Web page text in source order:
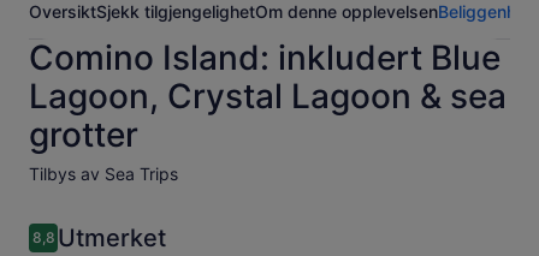
OversiktSjekk tilgjengelighetOm denne opplevelsenBeliggenhet
Comino Island: inkludert Blue
Lagoon, Crystal Lagoon & sea
grotter
Tilbys av Sea Trips
Anmeldelser
8,88,8 av 10 –
Utmerket